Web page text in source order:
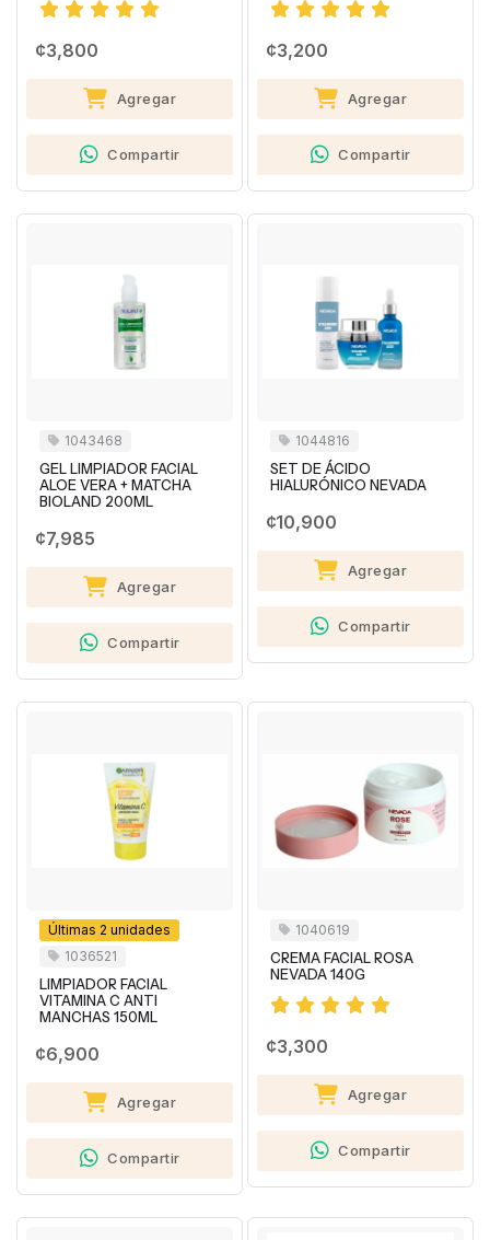
¢3,800
Agregar
Compartir
¢3,200
Agregar
Compartir
1043468
GEL LIMPIADOR FACIAL
ALOE VERA + MATCHA
BIOLAND 200ML
¢7,985
Agregar
Compartir
1044816
SET DE ÁCIDO
HIALURÓNICO NEVADA
¢10,900
Agregar
Compartir
Últimas 2 unidades
1036521
LIMPIADOR FACIAL
VITAMINA C ANTI
MANCHAS 150ML
¢6,900
Agregar
Compartir
1040619
CREMA FACIAL ROSA
NEVADA 140G
¢3,300
Agregar
Compartir